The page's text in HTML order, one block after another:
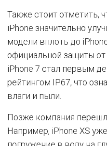
Также стоит отметить,
iPhone значительно
модели вплоть до
официальной защиты
iPhone 7 стал первым
рейтингом IP67, что
влаги и пыли.
Позже компания
Например, iPhone XS